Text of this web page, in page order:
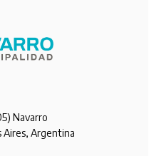
Navarro
Aires, Argentina